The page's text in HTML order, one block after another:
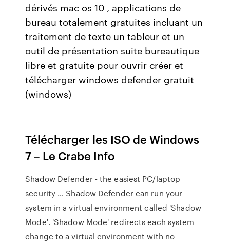
dérivés mac os 10 , applications de
bureau totalement gratuites incluant un
traitement de texte un tableur et un
outil de présentation suite bureautique
libre et gratuite pour ouvrir créer et
télécharger windows defender gratuit
(windows)
Télécharger les ISO de Windows
7 – Le Crabe Info
Shadow Defender - the easiest PC/laptop
security … Shadow Defender can run your
system in a virtual environment called 'Shadow
Mode'. 'Shadow Mode' redirects each system
change to a virtual environment with no